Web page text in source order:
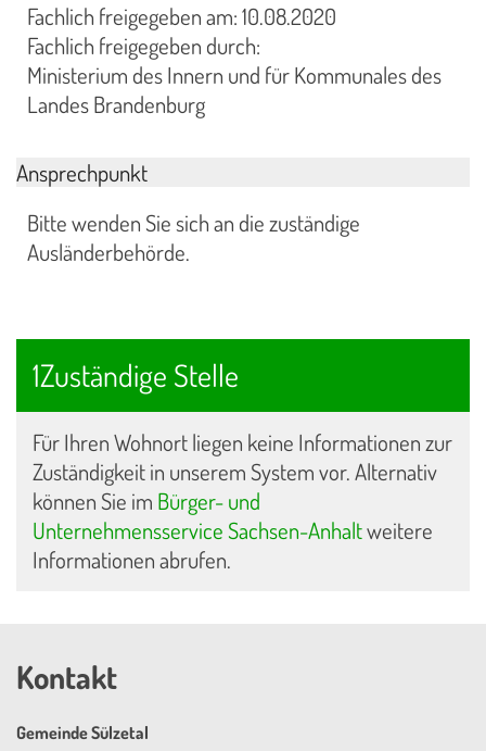
Fachlich freigegeben am: 10.08.2020
Fachlich freigegeben durch:
Ministerium des Innern und für Kommunales des
Landes Brandenburg
Ansprechpunkt
Bitte wenden Sie sich an die zuständige
Ausländerbehörde.
1Zuständige Stelle
Für Ihren Wohnort liegen keine Informationen zur
Zuständigkeit in unserem System vor. Alternativ
können Sie im Bürger- und
Unternehmensservice Sachsen-Anhaltweitere
Informationen abrufen.
Kontakt
Gemeinde Sülzetal